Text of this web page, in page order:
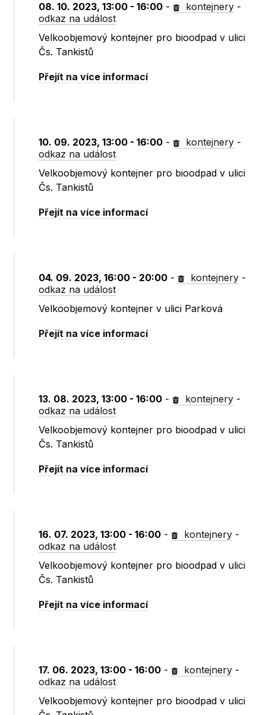
08. 10. 2023, 13:00 - 16:00 - kontejnery -
odkaz na událost
Velkoobjemový kontejner pro bioodpad v ulici
Čs. Tankistů
Přejít na více informací
10. 09. 2023, 13:00 - 16:00 - kontejnery -
odkaz na událost
Velkoobjemový kontejner pro bioodpad v ulici
Čs. Tankistů
Přejít na více informací
04. 09. 2023, 16:00 - 20:00 - kontejnery -
odkaz na událost
Velkoobjemový kontejner v ulici Parková
Přejít na více informací
13. 08. 2023, 13:00 - 16:00 - kontejnery -
odkaz na událost
Velkoobjemový kontejner pro bioodpad v ulici
Čs. Tankistů
Přejít na více informací
16. 07. 2023, 13:00 - 16:00 - kontejnery -
odkaz na událost
Velkoobjemový kontejner pro bioodpad v ulici
Čs. Tankistů
Přejít na více informací
17. 06. 2023, 13:00 - 16:00 - kontejnery -
odkaz na událost
Velkoobjemový kontejner pro bioodpad v ulici